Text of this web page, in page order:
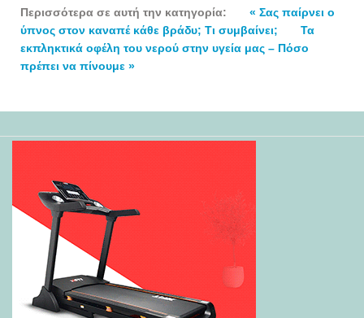
Περισσότερα σε αυτή την κατηγορία:
« Σας παίρνει ο
ύπνος στον καναπέ κάθε βράδυ; Τι συμβαίνει;
Τα
εκπληκτικά οφέλη του νερού στην υγεία μας – Πόσο
πρέπει να πίνουμε »